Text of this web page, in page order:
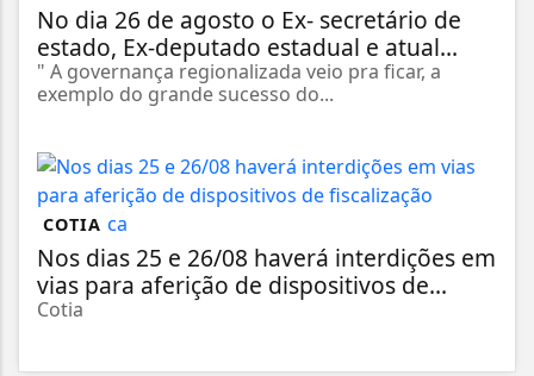
No dia 26 de agosto o Ex- secretário de
estado, Ex-deputado estadual e atual...
" A governança regionalizada veio pra ficar, a
exemplo do grande sucesso do...
COTIA
Nos dias 25 e 26/08 haverá interdições em
vias para aferição de dispositivos de...
Cotia